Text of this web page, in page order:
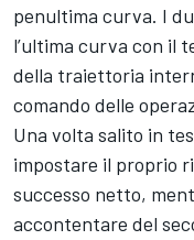
penultima curva. I
l’ultima curva con il
della traiettoria
comando delle
Una volta salito in
impostare il proprio
successo netto,
accontentare del